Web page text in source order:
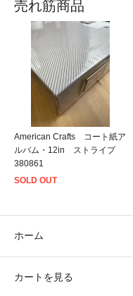
売れ筋商品
American Crafts コート紙ア
ルバム・12in ストライプ
380861
SOLD OUT
ホーム
カートを見る